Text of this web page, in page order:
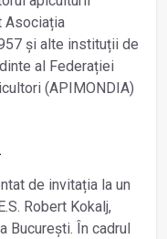
Asociația
și alte instituții de
al Federației
(APIMONDIA)
de invitația la un
Robert Kokalj,
București. În cadrul